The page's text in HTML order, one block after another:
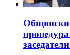
Общински